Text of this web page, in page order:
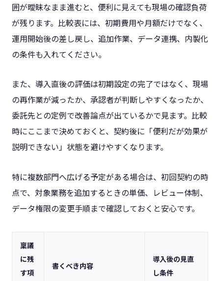
囲が曖昧なまま進むと、便利に見えても現場の確認負荷
が残ります。比較表には、初期費用や月額だけでなく、
運用開始後の差し戻し、追加作業、データ連携、内製化
の条件も入れてください。
また、導入直後の評価は初期設定の完了ではなく、現場
の再作業が減ったか、承認者が判断しやすくなったか、
委託先との定例で改善論点が出ているかで見ます。比較
時にここまで決めておくと、契約後に「便利だが効果が
説明できない」状態を避けやすくなります。
特に複数部門へ広げる予定がある場合は、初回契約の時
点で、対象業務を追加するときの単価、レビュー体制、
データ権限の変更手順まで確認しておくと安心です。
稟議
に残
す項
書くべき内容
導入後の見直
し条件